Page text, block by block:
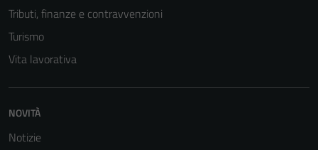
Tributi, finanze e contravvenzioni
Turismo
Vita lavorativa
NOVITÀ
Notizie